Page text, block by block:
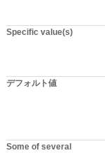
Specific value(s)
デフォルト値
Some of several